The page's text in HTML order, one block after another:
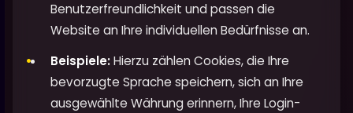
Benutzerfreundlichkeit und passen die
Website an Ihre individuellen Bedürfnisse an.
Beispiele:Hierzu zählen Cookies, die Ihre
bevorzugte Sprache speichern, sich an Ihre
ausgewählte Währung erinnern, Ihre Login-